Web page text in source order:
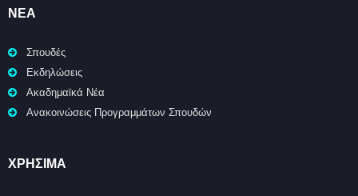
ΝΈΑ
Σπουδές
Εκδηλώσεις
Ακαδημαϊκά Νέα
Ανακοινώσεις Προγραμμάτων Σπουδών
ΧΡΉΣΙΜΑ